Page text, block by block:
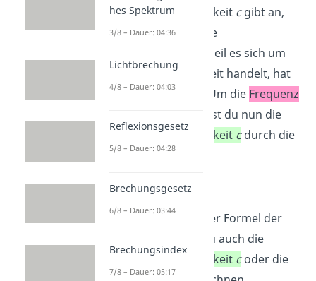
Wellengeschwindigkeit cgibt an,
wie schnell sich eine
. Weil es sich um
eine Geschwindigkeit handelt, hat
sie die Einheit (
). Um die Frequenz
zu berechnen, teilst du nun die
Wellengeschwindigkeit cdurch die
Wellenlänge
Durch Umstellen der Formel der
Frequenz kannst du auch die
Wellengeschwindigkeit coder die
hes Spektrum
3/8 – Dauer: 04:36
Lichtbrechung
4/8 – Dauer: 04:03
Reflexionsgesetz
5/8 – Dauer: 04:28
Brechungsgesetz
6/8 – Dauer: 03:44
Brechungsindex
7/8 – Dauer: 05:17